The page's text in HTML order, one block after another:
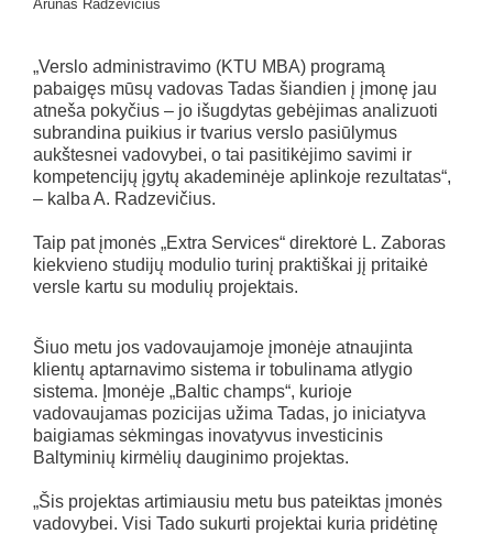
Arūnas Radzevičius
„Verslo administravimo (KTU MBA) programą
pabaigęs mūsų vadovas Tadas šiandien į įmonę jau
atneša pokyčius – jo išugdytas gebėjimas analizuoti
subrandina puikius ir tvarius verslo pasiūlymus
aukštesnei vadovybei, o tai pasitikėjimo savimi ir
kompetencijų įgytų akademinėje aplinkoje rezultatas“,
– kalba A. Radzevičius.
Taip pat įmonės „Extra Services“ direktorė L. Zaboras
kiekvieno studijų modulio turinį praktiškai jį pritaikė
versle kartu su modulių projektais.
Šiuo metu jos vadovaujamoje įmonėje atnaujinta
klientų aptarnavimo sistema ir tobulinama atlygio
sistema. Įmonėje „Baltic champs“, kurioje
vadovaujamas pozicijas užima Tadas, jo iniciatyva
baigiamas sėkmingas inovatyvus investicinis
Baltyminių kirmėlių dauginimo projektas.
„Šis projektas artimiausiu metu bus pateiktas įmonės
vadovybei. Visi Tado sukurti projektai kuria pridėtinę